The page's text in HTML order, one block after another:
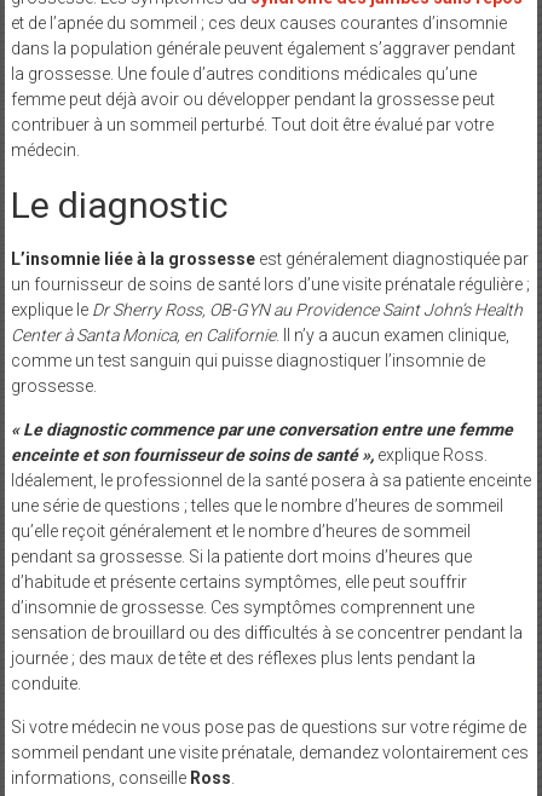
et de l’apnée du sommeil ; ces deux causes courantes d’insomnie
dans la population générale peuvent également s’aggraver pendant
la grossesse. Une foule d’autres conditions médicales qu’une
femme peut déjà avoir ou développer pendant la grossesse peut
contribuer à un sommeil perturbé. Tout doit être évalué par votre
médecin.
Le diagnostic
L’insomnie liée à la grossesseest généralement diagnostiquée par
un fournisseur de soins de santé lors d’une visite prénatale régulière ;
explique le Dr Sherry Ross, OB-GYN au Providence Saint John’s Health
Center à Santa Monica, en Californie. Il n’y a aucun examen clinique,
comme un test sanguin qui puisse diagnostiquer l’insomnie de
grossesse.
« Le diagnostic commence par une conversation entre une femme
enceinte et son fournisseur de soins de santé »,explique Ross.
Idéalement, le professionnel de la santé posera à sa patiente enceinte
une série de questions ; telles que le nombre d’heures de sommeil
qu’elle reçoit généralement et le nombre d’heures de sommeil
pendant sa grossesse. Si la patiente dort moins d’heures que
d’habitude et présente certains symptômes, elle peut souffrir
d’insomnie de grossesse. Ces symptômes comprennent une
sensation de brouillard ou des difficultés à se concentrer pendant la
journée ; des maux de tête et des réflexes plus lents pendant la
conduite.
Si votre médecin ne vous pose pas de questions sur votre régime de
sommeil pendant une visite prénatale, demandez volontairement ces
informations, conseille Ross.